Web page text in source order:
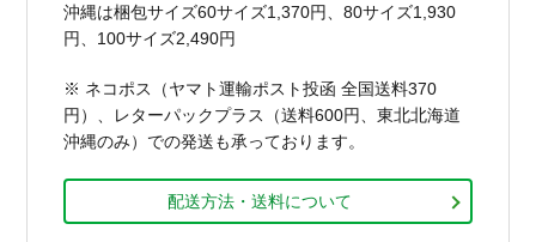
沖縄は梱包サイズ60サイズ1,370円、80サイズ1,930
円、100サイズ2,490円
※ ネコポス（ヤマト運輸ポスト投函 全国送料370
円）、レターパックプラス（送料600円、東北北海道
沖縄のみ）での発送も承っております。
配送方法・送料について